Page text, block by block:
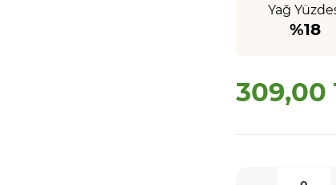
Yağ
%18
309,00